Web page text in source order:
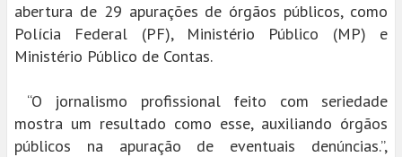
abertura de 29 apurações de órgãos públicos, como
Polícia Federal (PF), Ministério Público (MP) e
Ministério Público de Contas.
“O jornalismo profissional feito com seriedade
mostra um resultado como esse, auxiliando órgãos
públicos na apuração de eventuais denúncias.”,